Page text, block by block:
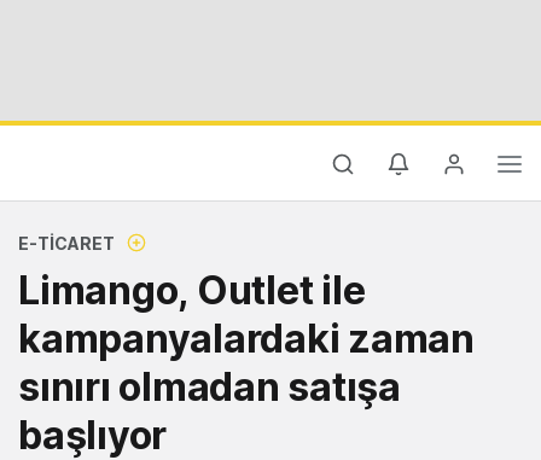
E-TICARET
Limango, Outlet ile
kampanyalardaki zaman
sınırı olmadan satışa
başlıyor